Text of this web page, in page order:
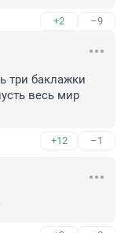
+2 –9
три баклажки
весь мир
+12 –1